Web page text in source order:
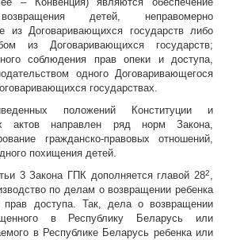
возвращения детей, неправомерно
Договаривающихся государств либо
из Договаривающихся государств;
соблюдения прав опеки и доступа,
одного Договаривающегося
государствах.
положений Конституции и
актов направлен ряд норм Закона,
гражданско-правовых отношений,
похищения детей.
3 Закона ГПК дополняется главой 282,
по делам о возвращении ребенка
доступа. Так, дела о возвращении
в Республику Беларусь или
в Республике Беларусь ребенка или